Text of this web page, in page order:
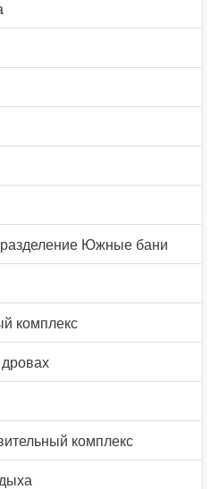
Южные бани
комплекс
комплекс